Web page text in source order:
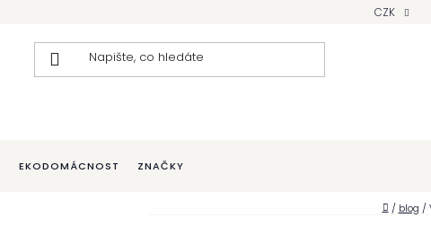
CZK
EKODOMÁCNOST ZNAČKY
Domů
/ blog /